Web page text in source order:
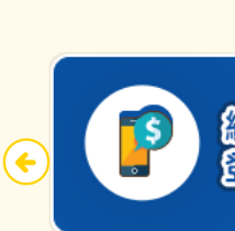
08/06/2026
3月份 Joyful Friday 活動